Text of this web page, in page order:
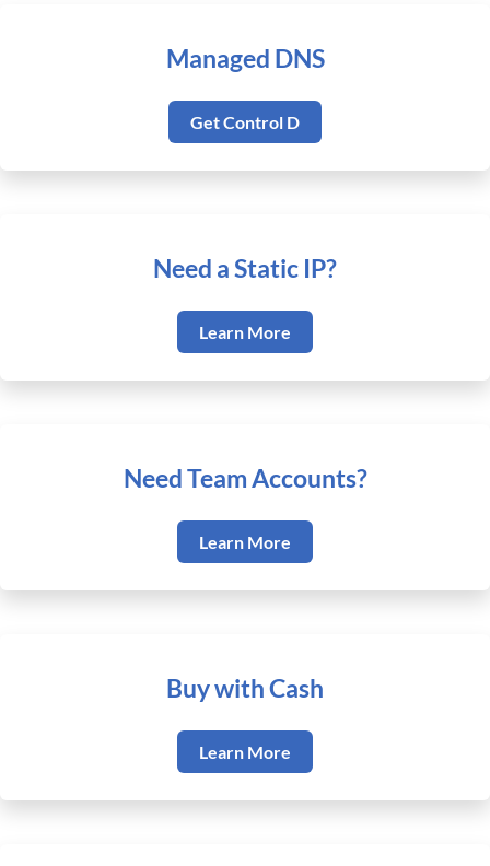
Managed DNS
Get Control D
Need a Static IP?
Learn More
Need Team Accounts?
Learn More
Buy with Cash
Learn More